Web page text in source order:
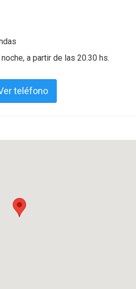
a partir de las 20.30 hs.
teléfono